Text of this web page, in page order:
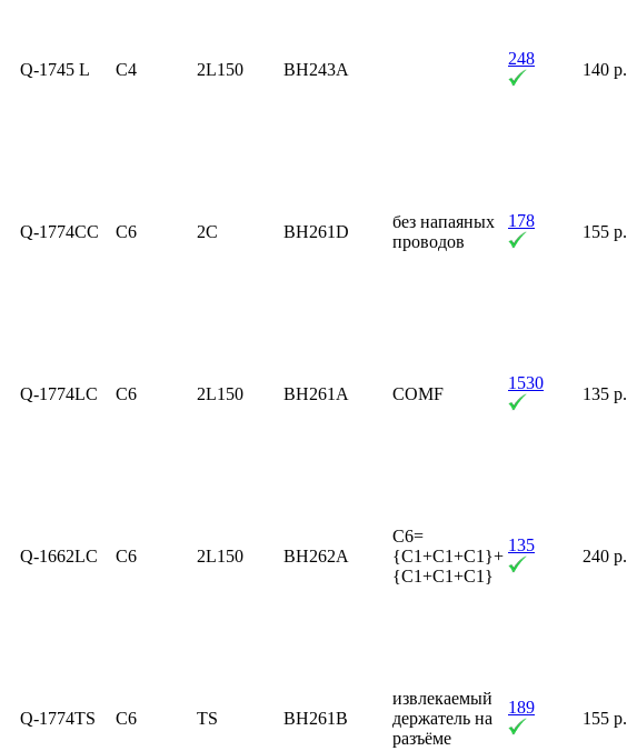
Q-1745 L C4 2L150 BH243A
248
140 р.
Q-1774CC C6 2C BH261D
без напаяных
проводов
178
155 р.
Q-1774LC C6 2L150 BH261A COMF
1530
135 р.
Q-1662LC C6 2L150 BH262A
C6=
{C1+C1+C1}+
{C1+C1+C1}
135
240 р.
Q-1774TS C6 TS BH261B
извлекаемый
держатель на
разъёме
189
155 р.